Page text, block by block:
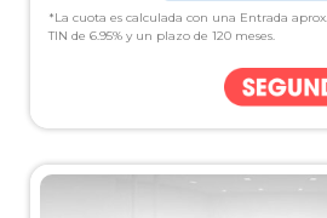
*La cuota es calculada con una Entrada
TIN de 6.95% y un plazo de 120 meses.